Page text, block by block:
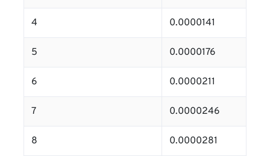
4 0.0000141
5 0.0000176
6 0.0000211
7 0.0000246
8 0.0000281